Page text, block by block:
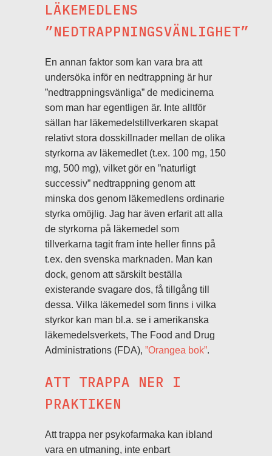
LÄKEMEDLENS
”NEDTRAPPNINGSVÄNLIGHET”
En annan faktor som kan vara bra att
undersöka inför en nedtrappning är hur
”nedtrappningsvänliga” de medicinerna
som man har egentligen är. Inte alltför
sällan har läkemedelstillverkaren skapat
relativt stora dosskillnader mellan de olika
styrkorna av läkemedlet (t.ex. 100 mg, 150
mg, 500 mg), vilket gör en ”naturligt
successiv” nedtrappning genom att
minska dos genom läkemedlens ordinarie
styrka omöjlig. Jag har även erfarit att alla
de styrkorna på läkemedel som
tillverkarna tagit fram inte heller finns på
t.ex. den svenska marknaden. Man kan
dock, genom att särskilt beställa
existerande svagare dos, få tillgång till
dessa. Vilka läkemedel som finns i vilka
styrkor kan man bl.a. se i amerikanska
läkemedelsverkets, The Food and Drug
Administrations (FDA), ”Orangea bok”.
ATT TRAPPA NER I
PRAKTIKEN
Att trappa ner psykofarmaka kan ibland
vara en utmaning, inte enbart